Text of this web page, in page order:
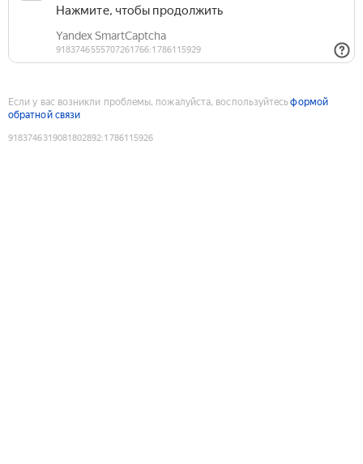
Если у вас возникли проблемы, пожалуйста, воспользуйтесьформой
обратной связи
9183746319081802892:1786115926